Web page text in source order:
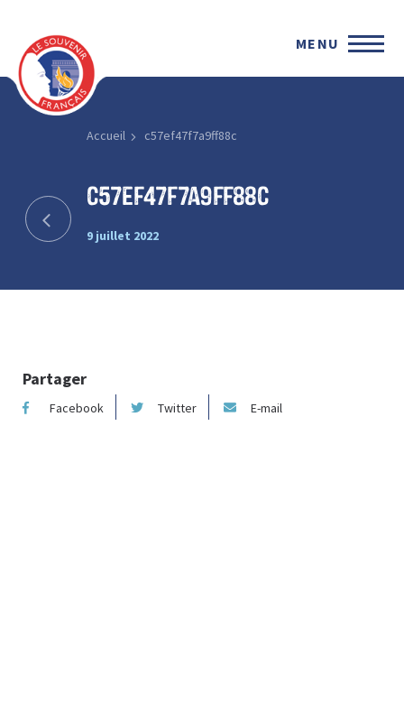
MENU
Accueil c57ef47f7a9ff88c
c57ef47f7a9ff88c
9 juillet 2022
Partager
Facebook Twitter E-mail